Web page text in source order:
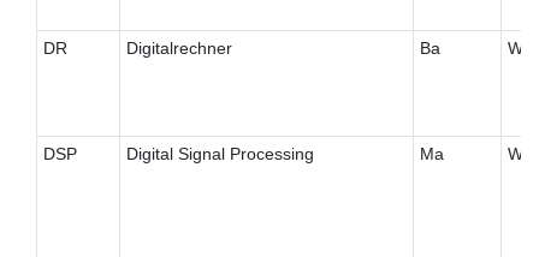
DR Digitalrechner Ba W
DSP Digital Signal Processing Ma W